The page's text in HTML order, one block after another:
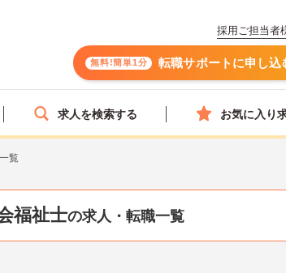
採用ご担当者
無料!簡単1分 転職サポートに申し込
求人を検索する お気に入り
覧
福祉士の求人・転職一覧